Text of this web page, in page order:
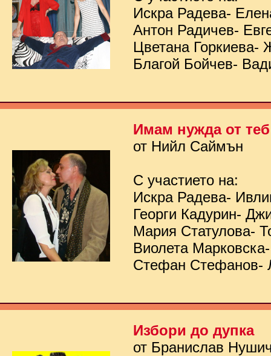
Искра Радева-
Антон Радичев-
Цветана Горкиева-
Благой Бойчев-
Имам нужда от теб
от Нийл Саймън
С участието на:
Искра Радева-
Георги Кадурин-
Мария Статулова-
Виолета
Стефан Стефанов-
Избори до дупка
от Бранислав